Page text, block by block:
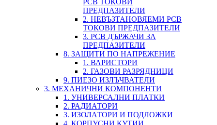
ПРЕДПАЗИТЕЛИ
2. НЕВЪЗТАНОВЯЕМИ PCB
ТОКОВИ ПРЕДПАЗИТЕЛИ
3. PCB ДЪРЖАЧИ ЗА
ПРЕДПАЗИТЕЛИ
8. ЗАЩИТИ ПО НАПРЕЖЕНИЕ
1. ВАРИСТОРИ
2. ГАЗОВИ РАЗРЯДНИЦИ
9. ПИЕЗО ИЗЛЪЧВАТЕЛИ
3. МЕХАНИЧНИ КОМПОНЕНТИ
1. УНИВЕРСАЛНИ ПЛАТКИ
2. РАДИАТОРИ
3. ИЗОЛАТОРИ И ПОДЛОЖКИ
4. КОРПУСНИ КУТИИ